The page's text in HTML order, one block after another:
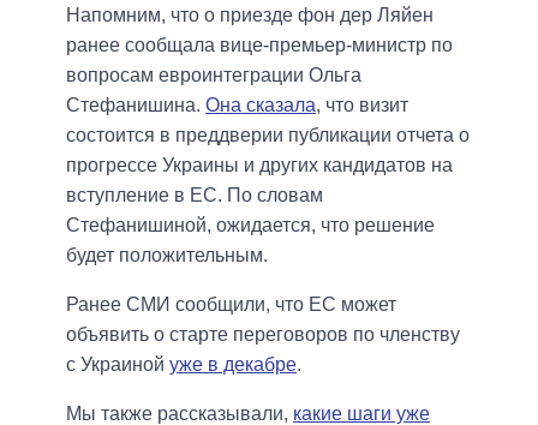
Напомним, что о приезде фон дер Ляйен
ранее сообщала вице-премьер-министр по
вопросам евроинтеграции Ольга
Стефанишина. Она сказала, что визит
состоится в преддверии публикации отчета о
прогрессе Украины и других кандидатов на
вступление в ЕС. По словам
Стефанишиной, ожидается, что решение
будет положительным.
Ранее СМИ сообщили, что ЕС может
объявить о старте переговоров по членству
с Украиной уже в декабре.
Мы также рассказывали, какие шаги уже